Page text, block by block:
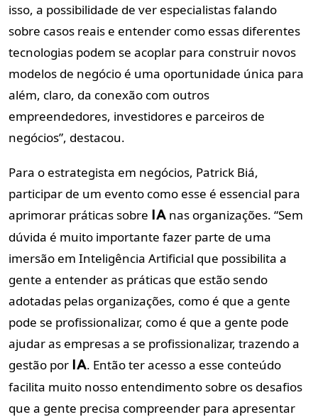
isso, a possibilidade de ver especialistas falando
sobre casos reais e entender como essas diferentes
tecnologias podem se acoplar para construir novos
modelos de negócio é uma oportunidade única para
além, claro, da conexão com outros
empreendedores, investidores e parceiros de
negócios”, destacou.
Para o estrategista em negócios, Patrick Biá,
participar de um evento como esse é essencial para
aprimorar práticas sobre
IA nas organizações. “Sem
dúvida é muito importante fazer parte de uma
imersão em Inteligência Artificial que possibilita a
gente a entender as práticas que estão sendo
adotadas pelas organizações, como é que a gente
pode se profissionalizar, como é que a gente pode
ajudar as empresas a se profissionalizar, trazendo a
gestão por IA. Então ter acesso a esse conteúdo
facilita muito nosso entendimento sobre os desafios
que a gente precisa compreender para apresentar